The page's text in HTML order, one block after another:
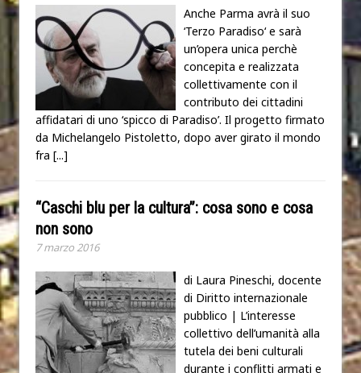
Anche Parma avrà il suo
‘Terzo Paradiso‘ e sarà
un’opera unica perchè
concepita e realizzata
collettivamente con il
contributo dei cittadini
affidatari di uno ‘spicco di Paradiso’. Il progetto firmato
da Michelangelo Pistoletto, dopo aver girato il mondo
fra [...]
“Caschi blu per la cultura”: cosa sono e cosa
non sono
7 marzo 2016
di Laura Pineschi, docente
di Diritto internazionale
pubblico | L’interesse
collettivo dell’umanità alla
tutela dei beni culturali
durante i conflitti armati e